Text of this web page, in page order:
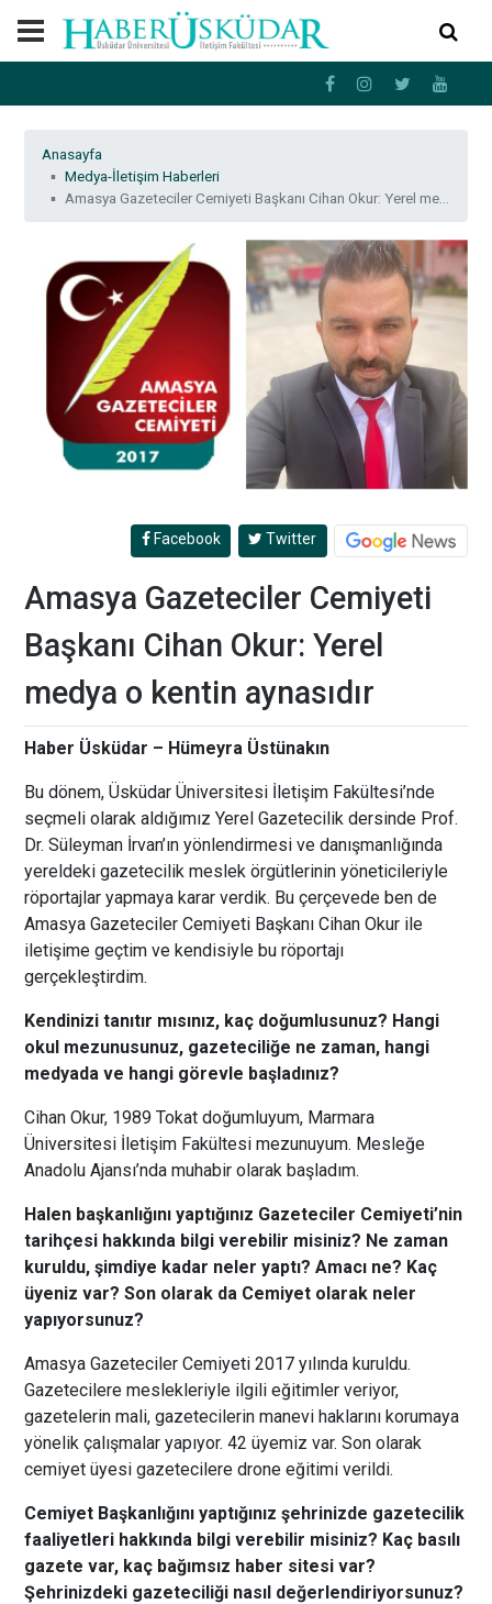
Anasayfa
Medya-İletişim Haberleri
Amasya Gazeteciler Cemiyeti Başkanı Cihan Okur: Yerel medya o kentin aynasıdır
Facebook Twitter
Amasya Gazeteciler Cemiyeti
Başkanı Cihan Okur: Yerel
medya o kentin aynasıdır
Haber Üsküdar – Hümeyra Üstünakın
Bu dönem, Üsküdar Üniversitesi İletişim Fakültesi’nde
seçmeli olarak aldığımız Yerel Gazetecilik dersinde Prof.
Dr. Süleyman İrvan’ın yönlendirmesi ve danışmanlığında
yereldeki gazetecilik meslek örgütlerinin yöneticileriyle
röportajlar yapmaya karar verdik. Bu çerçevede ben de
Amasya Gazeteciler Cemiyeti Başkanı Cihan Okur ile
iletişime geçtim ve kendisiyle bu röportajı
gerçekleştirdim.
Kendinizi tanıtır mısınız, kaç doğumlusunuz? Hangi
okul mezunusunuz, gazeteciliğe ne zaman, hangi
medyada ve hangi görevle başladınız?
Cihan Okur, 1989 Tokat doğumluyum, Marmara
Üniversitesi İletişim Fakültesi mezunuyum. Mesleğe
Anadolu Ajansı’nda muhabir olarak başladım.
Halen başkanlığını yaptığınız Gazeteciler Cemiyeti’nin
tarihçesi hakkında bilgi verebilir misiniz? Ne zaman
kuruldu, şimdiye kadar neler yaptı? Amacı ne? Kaç
üyeniz var? Son olarak da Cemiyet olarak neler
yapıyorsunuz?
Amasya Gazeteciler Cemiyeti 2017 yılında kuruldu.
Gazetecilere meslekleriyle ilgili eğitimler veriyor,
gazetelerin mali, gazetecilerin manevi haklarını korumaya
yönelik çalışmalar yapıyor. 42 üyemiz var. Son olarak
cemiyet üyesi gazetecilere drone eğitimi verildi.
Cemiyet Başkanlığını yaptığınız şehrinizde gazetecilik
faaliyetleri hakkında bilgi verebilir misiniz? Kaç basılı
gazete var, kaç bağımsız haber sitesi var?
Şehrinizdeki gazeteciliği nasıl değerlendiriyorsunuz?